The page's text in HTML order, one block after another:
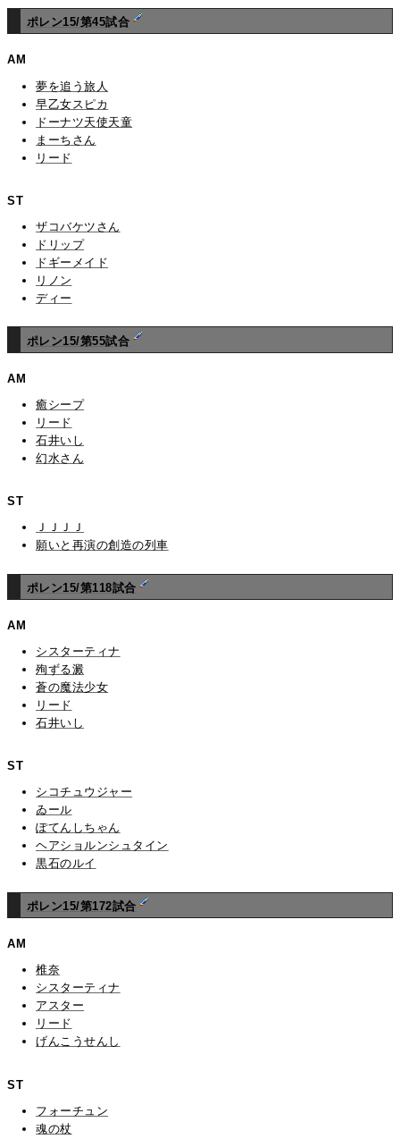
ポレン15/第45試合
AM
夢を追う旅人
早乙女スピカ
ドーナツ天使天童
まーちさん
リード
ST
ザコバケツさん
ドリップ
ドギーメイド
リノン
ディー
ポレン15/第55試合
AM
癒シープ
リード
石井いし
幻水さん
ST
ＪＪＪＪ
願いと再演の創造の列車
ポレン15/第118試合
AM
シスターティナ
殉ずる澱
蒼の魔法少女
リード
石井いし
ST
シコチュウジャー
ゐール
ぽてんしちゃん
ヘアショルンシュタイン
黒石のルイ
ポレン15/第172試合
AM
椎奈
シスターティナ
アスター
リード
げんこうせんし
ST
フォーチュン
魂の杖